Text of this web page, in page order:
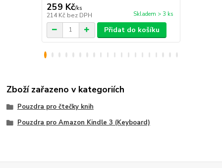
259 Kč/ks
214 Kč bez DPH Skladem > 3 ks
Přidat do košíku
Zboží zařazeno v kategoriích
Pouzdra pro čtečky knih
Pouzdra pro Amazon Kindle 3 (Keyboard)